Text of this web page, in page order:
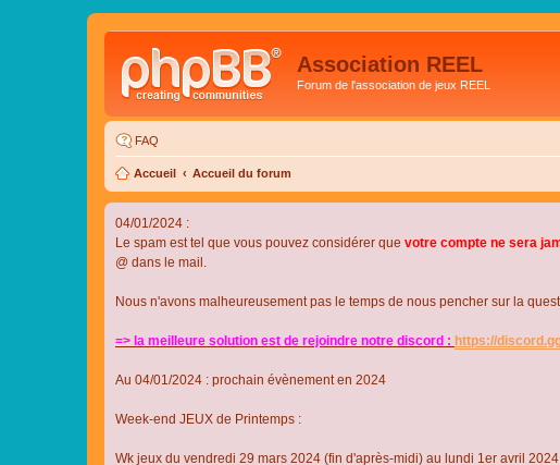
Association REEL
Forum de l'association de jeux REEL
FAQ
Accueil Accueil du forum
04/01/2024 :
Le spam est tel que vous pouvez considérer que votre compte ne sera
@ dans le mail.
Nous n'avons malheureusement pas le temps de nous pencher sur la
=> la meilleure solution est de rejoindre notre discord : https://
Au 04/01/2024 : prochain évènement en 2024
Week-end JEUX de Printemps :
Wk jeux du vendredi 29 mars 2024 (fin d'après-midi) au lundi 1er avril